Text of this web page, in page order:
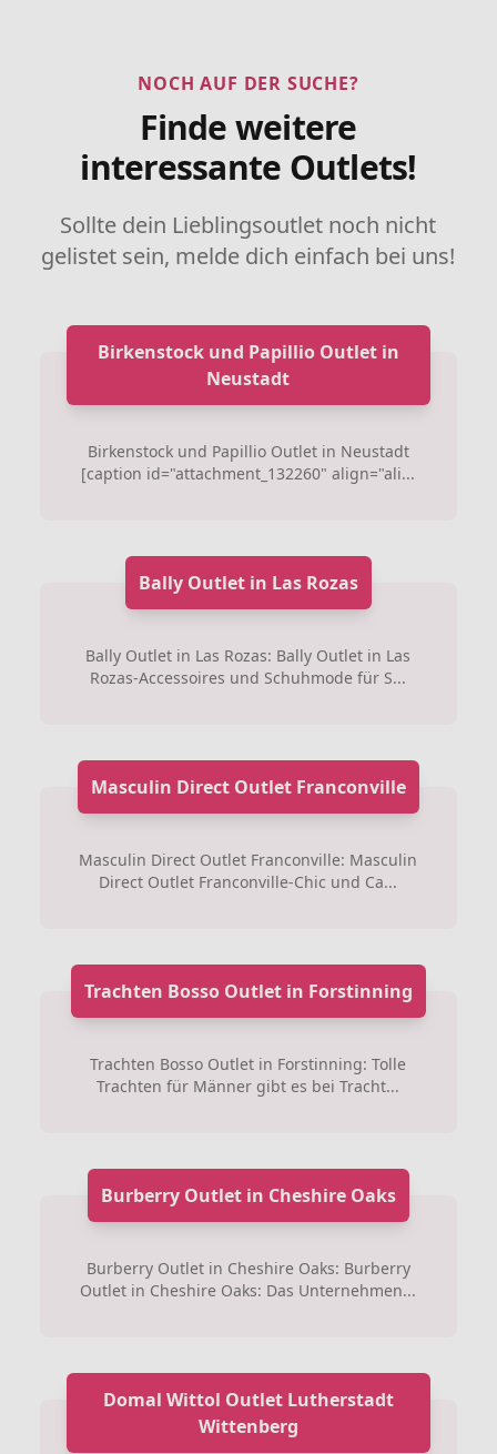
NOCH AUF DER SUCHE?
Finde weitere
interessante Outlets!
Sollte dein Lieblingsoutlet noch nicht
gelistet sein, melde dich einfach bei uns!
Birkenstock und Papillio Outlet in
Neustadt
Birkenstock und Papillio Outlet in Neustadt
[caption id="attachment_132260" align="ali...
Bally Outlet in Las Rozas
Bally Outlet in Las Rozas: Bally Outlet in Las
Rozas-Accessoires und Schuhmode für S...
Masculin Direct Outlet Franconville
Masculin Direct Outlet Franconville: Masculin
Direct Outlet Franconville-Chic und Ca...
Trachten Bosso Outlet in Forstinning
Trachten Bosso Outlet in Forstinning: Tolle
Trachten für Männer gibt es bei Tracht...
Burberry Outlet in Cheshire Oaks
Burberry Outlet in Cheshire Oaks: Burberry
Outlet in Cheshire Oaks: Das Unternehmen...
Domal Wittol Outlet Lutherstadt
Wittenberg